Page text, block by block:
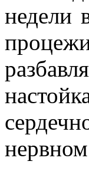
недели